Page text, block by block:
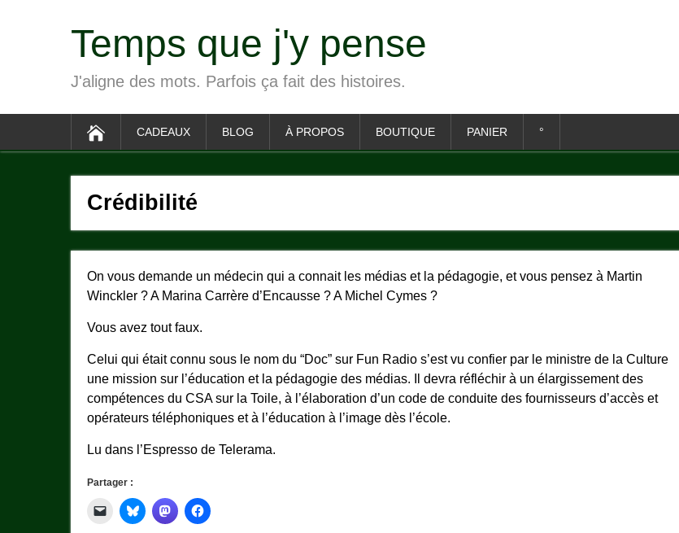
Temps que j'y pense
J'aligne des mots. Parfois ça fait des histoires.
CADEAUX BLOG À PROPOS BOUTIQUE PANIER °
Crédibilité
On vous demande un médecin qui a connait les médias et la pédagogie, et vous pensez à Martin
Winckler ? A Marina Carrère d’Encausse ? A Michel Cymes ?
Vous avez tout faux.
Celui qui était connu sous le nom du “Doc” sur Fun Radio s’est vu confier par le ministre de la Culture
une mission sur l’éducation et la pédagogie des médias. Il devra réfléchir à un élargissement des
compétences du CSA sur la Toile, à l’élaboration d’un code de conduite des fournisseurs d’accès et
opérateurs téléphoniques et à l’éducation à l’image dès l’école.
Lu dans l’Espresso de Telerama.
Partager :